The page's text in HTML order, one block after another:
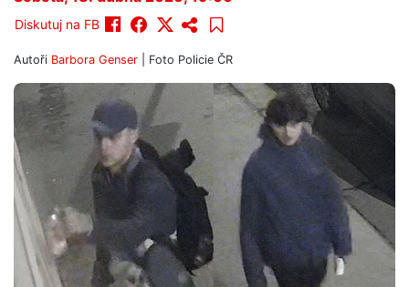
Diskutuj na FB
Autoři Barbora Genser | Foto Policie ČR